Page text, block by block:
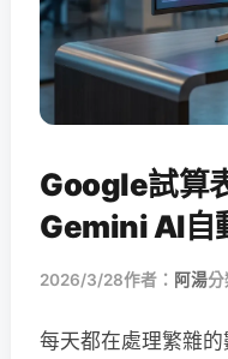
Google試算
Gemini AI自
2026/3/28作者： 阿湯分
每天都在處理繁雜